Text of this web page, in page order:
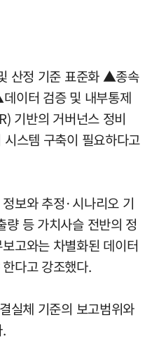
산정 기준 표준화 ▲종속
이터 검증 및 내부통제
기반의 거버넌스 정비
스템 구축이 필요하다고
보와 추정·시나리오 기
등 가치사슬 전반의 정
고와는 차별화된 데이터
다고 강조했다.
실체 기준의 보고범위와